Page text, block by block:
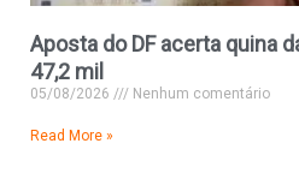
Aposta do DF acerta quina
47,2 mil
05/08/2026 Nenhum comentário
Read More »